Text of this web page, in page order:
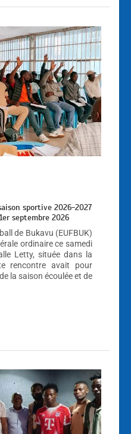
sportive 2026-2027
septembre 2026
de Bukavu (EUFBUK)
ordinaire ce samedi
Letty, située dans la
rencontre avait pour
la saison écoulée et de